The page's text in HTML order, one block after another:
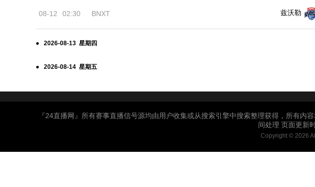
08-12 02:30 BNXT 兹沃勒
2026-08-13 星期四
2026-08-14 星期五
『24直播网』所有赛事直播信号源均由用户收集或从搜索引擎中搜索整理获得，所有
间处理 页面更新
Copyright © 2026